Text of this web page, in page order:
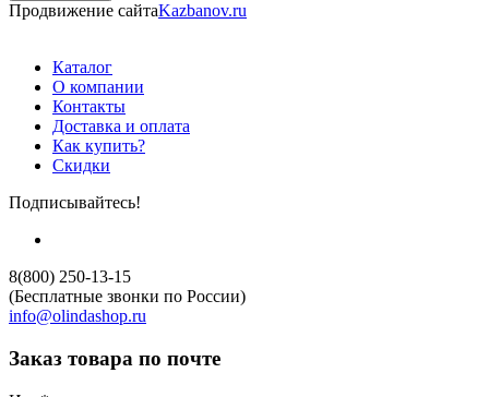
Продвижение сайтаKazbanov.ru
Каталог
О компании
Контакты
Доставка и оплата
Как купить?
Скидки
Подписывайтесь!
8(800) 250-13-15
(Бесплатные звонки по России)
info@olindashop.ru
Заказ товара по почте